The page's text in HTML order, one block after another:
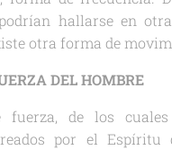
hallarse en
otra forma de
DEL HOMBRE
fuerza, de los
por el Espíritu